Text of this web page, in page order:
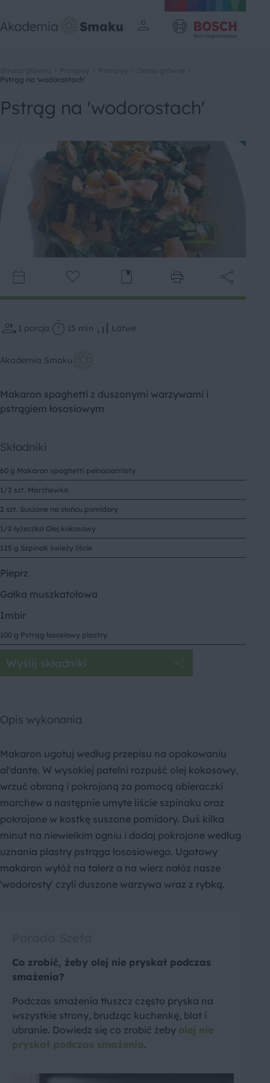
Pstrąg na 'wodorostach'
Pstrąg na 'wodorostach'
1 porcja 15 min Łatwe
Akademia Smaku
Makaron spaghetti z duszonymi warzywami i
pstrągiem łososiowym
Składniki
60 g Makaron spaghetti pełnoziarnisty
1/2 szt. Marchewka
2 szt. Suszone na słońcu pomidory
1/2 łyżeczka Olej kokosowy
125 g Szpinak świeży liście
Pieprz
Gałka muszkatołowa
Imbir
100 g Pstrąg łososiowy plastry
Wyślij składniki
Opis wykonania
Makaron ugotuj według przepisu na opakowaniu
al'dante. W wysokiej patelni rozpuść olej kokosowy,
wrzuć obraną i pokrojoną za pomocą obieraczki
marchew a następnie umyte liście szpinaku oraz
pokrojone w kostkę suszone pomidory. Duś kilka
minut na niewielkim ogniu i dodaj pokrojone według
uznania plastry pstrąga łososiowego. Ugotowy
makaron wyłóż na talerz a na wierz nałóz nasze
'wodorosty' czyli duszone warzywa wraz z rybką.
Co zrobić, żeby olej nie pryskał podczas
smażenia?
Podczas smażenia tłuszcz często pryska na
wszystkie strony, brudząc kuchenkę, blat i
ubranie. Dowiedz się co zrobić żeby olej nie
pryskał podczas smażenia.